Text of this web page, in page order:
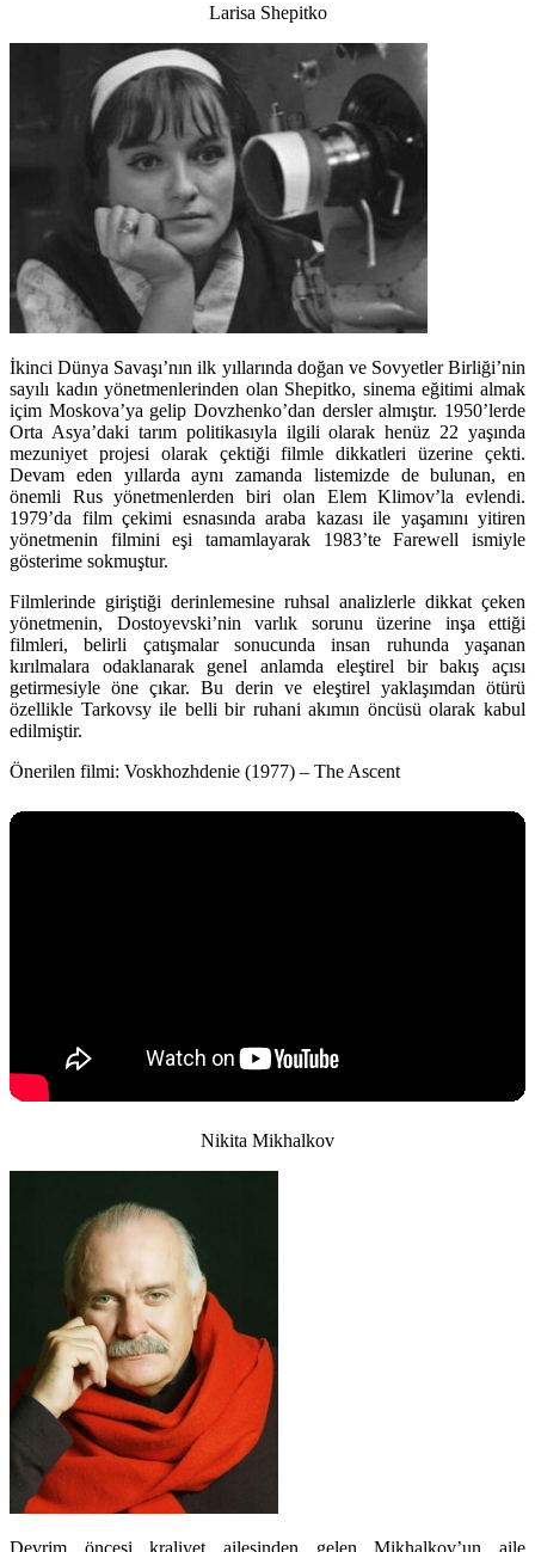
Larisa Shepitko
İkinci Dünya Savaşı’nın ilk yıllarında doğan ve Sovyetler Birliği’nin
sayılı kadın yönetmenlerinden olan Shepitko, sinema eğitimi almak
içim Moskova’ya gelip Dovzhenko’dan dersler almıştır. 1950’lerde
Orta Asya’daki tarım politikasıyla ilgili olarak henüz 22 yaşında
mezuniyet projesi olarak çektiği filmle dikkatleri üzerine çekti.
Devam eden yıllarda aynı zamanda listemizde de bulunan, en
önemli Rus yönetmenlerden biri olan Elem Klimov’la evlendi.
1979’da film çekimi esnasında araba kazası ile yaşamını yitiren
yönetmenin filmini eşi tamamlayarak 1983’te Farewell ismiyle
gösterime sokmuştur.
Filmlerinde giriştiği derinlemesine ruhsal analizlerle dikkat çeken
yönetmenin, Dostoyevski’nin varlık sorunu üzerine inşa ettiği
filmleri, belirli çatışmalar sonucunda insan ruhunda yaşanan
kırılmalara odaklanarak genel anlamda eleştirel bir bakış açısı
getirmesiyle öne çıkar. Bu derin ve eleştirel yaklaşımdan ötürü
özellikle Tarkovsy ile belli bir ruhani akımın öncüsü olarak kabul
edilmiştir.
Önerilen filmi: Voskhozhdenie (1977) – The Ascent
Nikita Mikhalkov
Devrim öncesi kraliyet ailesinden gelen Mikhalkov’un aile